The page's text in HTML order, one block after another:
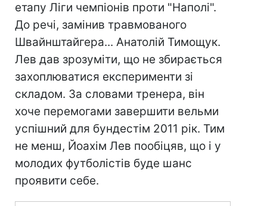
етапу Ліги чемпіонів проти "Наполі".
До речі, замінив травмованого
Швайнштайгера... Анатолій Тимощук.
Лев дав зрозуміти, що не збирається
захоплюватися експерименти зі
складом. За словами тренера, він
хоче перемогами завершити вельми
успішний для бундестім 2011 рік. Тим
не менш, Йоахім Лев пообіцяв, що і у
молодих футболістів буде шанс
проявити себе.